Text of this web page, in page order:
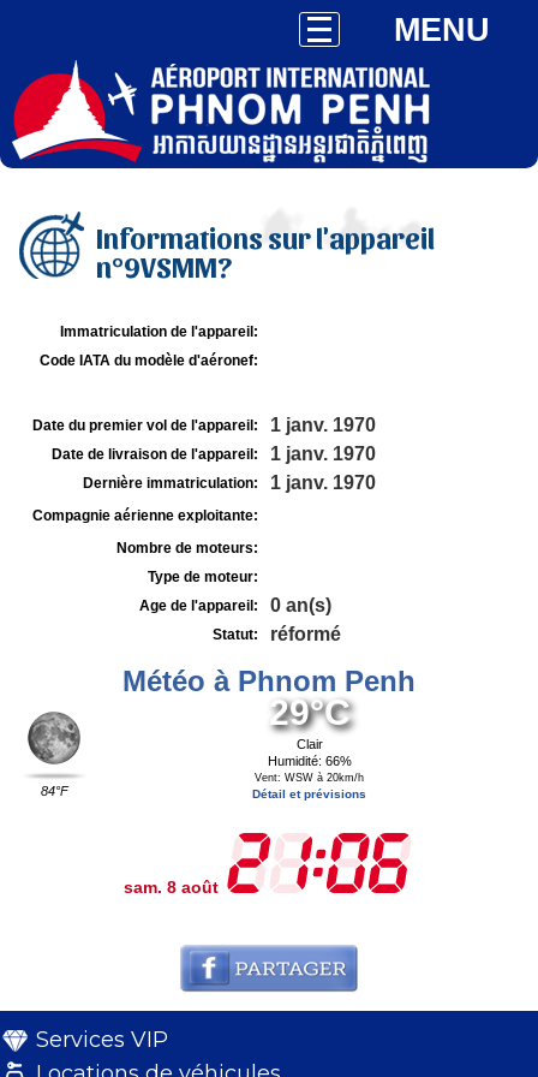
MENU
Informations sur l'appareil
n°9VSMM?
Immatriculation de l'appareil:
Code IATA du modèle d'aéronef:
Date du premier vol de l'appareil: 1 janv. 1970
Date de livraison de l'appareil: 1 janv. 1970
Dernière immatriculation: 1 janv. 1970
Compagnie aérienne exploitante:
Nombre de moteurs:
Type de moteur:
Age de l'appareil:
0 an(s)
Statut: réformé
Météo à Phnom Penh
84°F
29°C
Clair
Humidité: 66%
Vent: WSW à 20km/h
Détail et prévisions
sam. 8 août
Services VIP